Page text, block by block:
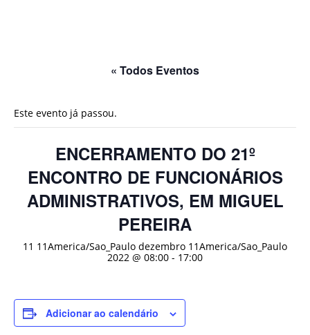
« Todos Eventos
Este evento já passou.
ENCERRAMENTO DO 21º
ENCONTRO DE FUNCIONÁRIOS
ADMINISTRATIVOS, EM MIGUEL
PEREIRA
11 11America/Sao_Paulo dezembro 11America/Sao_Paulo
2022 @ 08:00 - 17:00
Adicionar ao calendário